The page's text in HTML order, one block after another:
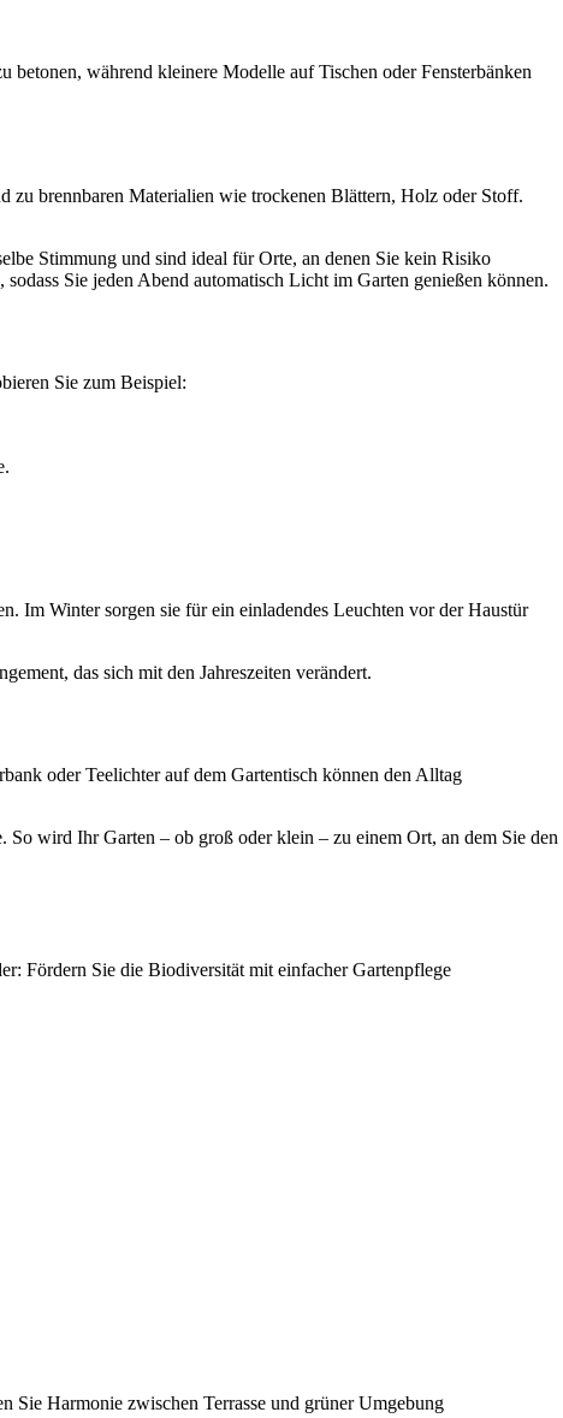
während kleinere Modelle auf Tischen oder Fensterbänken
zu brennbaren Materialien wie trockenen Blättern, Holz oder Stoff.
Stimmung und sind ideal für Orte, an denen Sie kein Risiko
Sie jeden Abend automatisch Licht im Garten genießen können.
Sie zum Beispiel:
Im Winter sorgen sie für ein einladendes Leuchten vor der Haustür
das sich mit den Jahreszeiten verändert.
oder Teelichter auf dem Gartentisch können den Alltag
wird Ihr Garten – ob groß oder klein – zu einem Ort, an dem Sie den
Fördern Sie die Biodiversität mit einfacher Gartenpflege
Sie Harmonie zwischen Terrasse und grüner Umgebung